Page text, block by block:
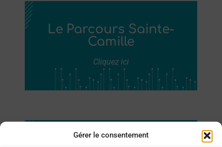
Gérer le consentement
Le Parcours Sainte-
Camille
Cliquez ici